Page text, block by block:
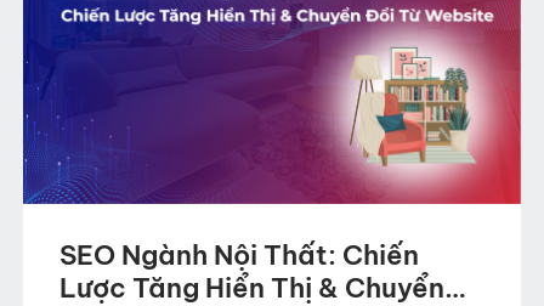
SEO Ngành Nội Thất: Chiến
Lược Tăng Hiển Thị & Chuyển